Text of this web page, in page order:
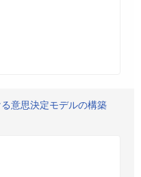
意思決定モデルの構築